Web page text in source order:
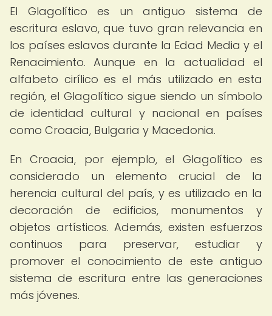
El Glagolítico es un antiguo sistema de
escritura eslavo, que tuvo gran relevancia en
los países eslavos durante la Edad Media y el
Renacimiento. Aunque en la actualidad el
alfabeto cirílico es el más utilizado en esta
región, el Glagolítico sigue siendo un símbolo
de identidad cultural y nacional en países
como Croacia, Bulgaria y Macedonia.
En Croacia, por ejemplo, el Glagolítico es
considerado un elemento crucial de la
herencia cultural del país, y es utilizado en la
decoración de edificios, monumentos y
objetos artísticos. Además, existen esfuerzos
continuos para preservar, estudiar y
promover el conocimiento de este antiguo
sistema de escritura entre las generaciones
más jóvenes.